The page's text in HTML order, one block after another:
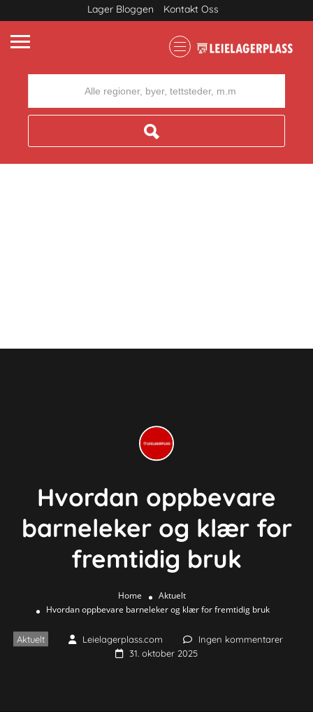
Lager Bloggen Kontakt Oss
Hvordan oppbevare
barneleker og klær for
fremtidig bruk
Home
Aktuelt
Hvordan oppbevare barneleker og klær for fremtidig bruk
Aktuelt Leielagerplass.com
Ingen kommentarer
31. oktober 2025